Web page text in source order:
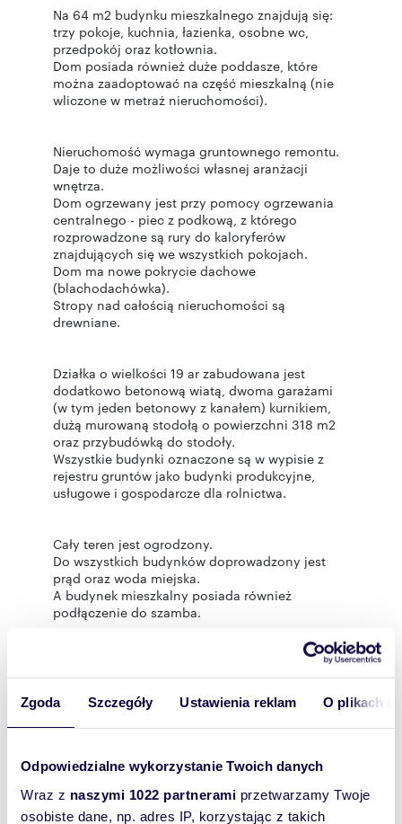
Zgoda Szczegóły Ustawienia reklam O plikach
Odpowiedzialne wykorzystanie Twoich danych
Wraz z naszymi 1022 partnerami przetwarzamy Twoje
osobiste dane, np. adres IP, korzystając z takich
Na 64 m2 budynku mieszkalnego znajdują się:
trzy pokoje, kuchnia, łazienka, osobne wc,
przedpokój oraz kotłownia.
Dom posiada również duże poddasze, które
można zaadoptować na część mieszkalną (nie
wliczone w metraż nieruchomości).
Nieruchomość wymaga gruntownego remontu.
Daje to duże możliwości własnej aranżacji
wnętrza.
Dom ogrzewany jest przy pomocy ogrzewania
centralnego - piec z podkową, z którego
rozprowadzone są rury do kaloryferów
znajdujących się we wszystkich pokojach.
Dom ma nowe pokrycie dachowe
(blachodachówka).
Stropy nad całością nieruchomości są
drewniane.
Działka o wielkości 19 ar zabudowana jest
dodatkowo betonową wiatą, dwoma garażami
(w tym jeden betonowy z kanałem) kurnikiem,
dużą murowaną stodołą o powierzchni 318 m2
oraz przybudówką do stodoły.
Wszystkie budynki oznaczone są w wypisie z
rejestru gruntów jako budynki produkcyjne,
usługowe i gospodarcze dla rolnictwa.
Cały teren jest ogrodzony.
Do wszystkich budynków doprowadzony jest
prąd oraz woda miejska.
A budynek mieszkalny posiada również
podłączenie do szamba.
Dużym atutem nieruchomości jest lokalizacja, w
zacisznej części wsi, z dala od głównej ulicy.
Po więcej informacji zapraszamy do kontaktu z
Pomagamy bezpłatnie w uzyskaniu kredytu
hipotecznego a przy transakcji sprzedaży